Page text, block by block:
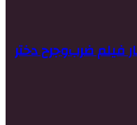
فیلم ضرب‌وجرح دختر